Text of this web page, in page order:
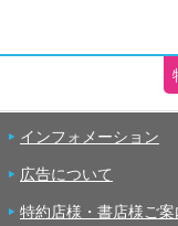
インフォメーション
広告について
特約店様・書店様ご案